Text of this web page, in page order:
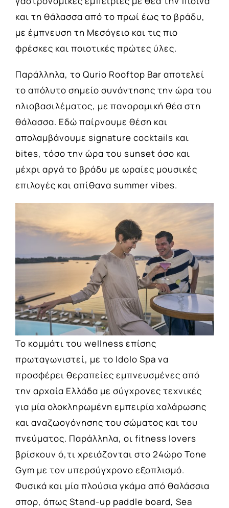
και τη θάλασσα από το πρωί έως το βράδυ,
με έμπνευση τη Μεσόγειο και τις πιο
φρέσκες και ποιοτικές πρώτες ύλες.
Παράλληλα, το Qurio Rooftop Bar αποτελεί
το απόλυτο σημείο συνάντησης την ώρα του
ηλιοβασιλέματος, με πανοραμική θέα στη
θάλασσα. Εδώ παίρνουμε θέση και
απολαμβάνουμε signature cocktails και
bites, τόσο την ώρα του sunset όσο και
μέχρι αργά το βράδυ με ωραίες μουσικές
επιλογές και απίθανα summer vibes.
Το κομμάτι του wellness επίσης
πρωταγωνιστεί, με το Idolo Spa να
προσφέρει θεραπείες εμπνευσμένες από
την αρχαία Ελλάδα με σύγχρονες τεχνικές
για μία ολοκληρωμένη εμπειρία χαλάρωσης
και αναζωογόνησης του σώματος και του
πνεύματος. Παράλληλα, οι fitness lovers
βρίσκουν ό,τι χρειάζονται στο 24ώρο Tone
Gym με τον υπερσύγχρονο εξοπλισμό.
Φυσικά και μία πλούσια γκάμα από θαλάσσια
σπορ, όπως Stand-up paddle board, Sea